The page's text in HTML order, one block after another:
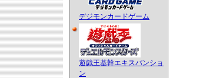
デジモンカードゲーム
遊戯王基幹エキスパンショ
ン